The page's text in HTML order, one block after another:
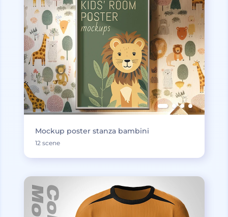
Mockup poster stanza bambini
12 scene